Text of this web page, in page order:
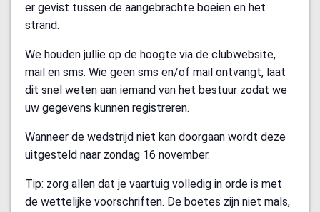
er gevist tussen de aangebrachte boeien en het
strand.
We houden jullie op de hoogte via de clubwebsite,
mail en sms. Wie geen sms en/of mail ontvangt, laat
dit snel weten aan iemand van het bestuur zodat we
uw gegevens kunnen registreren.
Wanneer de wedstrijd niet kan doorgaan wordt deze
uitgesteld naar zondag 16 november.
Tip: zorg allen dat je vaartuig volledig in orde is met
de wettelijke voorschriften. De boetes zijn niet mals,